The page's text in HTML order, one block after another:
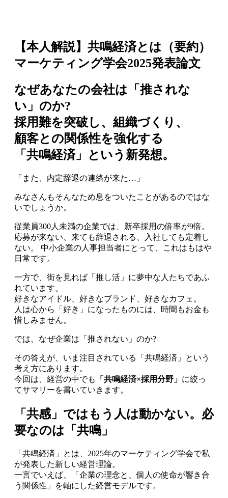
【本人解説】共鳴経済とは（要約）
マーケティング学会2025発表論文
なぜあなたの会社は「推されな
い」のか?
採用難を突破し、組織づくり、
顧客との関係性を強化する
「共鳴経済」という新発想。
「また、内定辞退の連絡が来た…」
みなさんもそんなため息をついたことがあるのではな
いでしょうか。
従業員300人未満の企業では、新卒採用の倍率が9倍。
応募が来ない、来ても辞退される、入社しても定着し
ない。 中小企業の人事担当者にとって、これはもはや
日常です。
一方で、街を見れば「推し活」に夢中な人たちであふ
れています。
好きなアイドル、好きなブランド、好きなカフェ。
人は心から「好き」になったものには、時間もお金も
惜しみません。
では、なぜ企業は「推されない」のか?
その答えが、いま注目されている「共鳴経済」という
考え方にあります。
今回は、経営の中でも
「共鳴経済×採用分野」 に絞っ
てサマリーを書いていきます。
「共感」ではもう人は動かない。必
要なのは「共鳴」
「共鳴経済」とは、2025年のマーケティング学会で私
が発表した新しい経営理論。
一言でいえば、「企業の理念と、個人の使命が響き合
う関係性」を軸にした経営モデルです。